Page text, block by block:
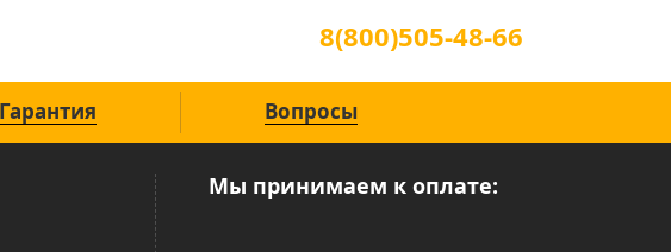
8(800)505-48-66
Гарантия Вопросы
Мы принимаем к оплате: